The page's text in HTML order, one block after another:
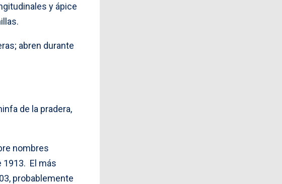
y ápice
abren durante
de la pradera,
nombres
1913. El más
probablemente